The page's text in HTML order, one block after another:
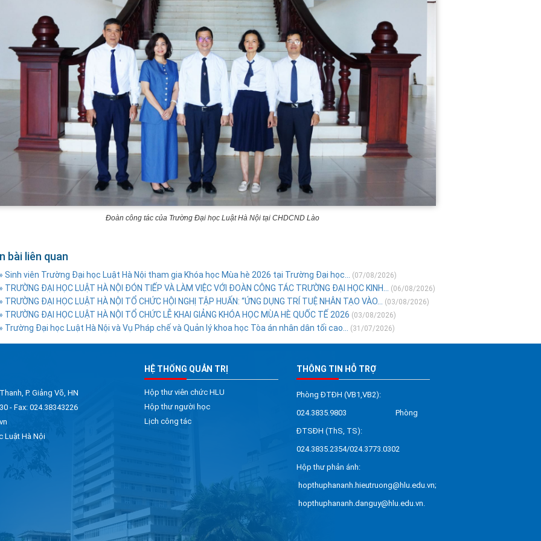
Đoàn công tác của Trường Đại học Luật Hà Nội tại CHDCND Lào
bài liên quan
Sinh viên Trường Đại học Luật Hà Nội tham gia Khóa học Mùa hè 2026 tại Trường Đại học... (07/08/2026)
TRƯỜNG ĐẠI HỌC LUẬT HÀ NỘI ĐÓN TIẾP VÀ LÀM VIỆC VỚI ĐOÀN CÔNG TÁC TRƯỜNG ĐẠI HỌC KINH... (06/08/2026)
TRƯỜNG ĐẠI HỌC LUẬT HÀ NỘI TỔ CHỨC HỘI NGHỊ TẬP HUẤN: “ỨNG DỤNG TRÍ TUỆ NHÂN TẠO VÀO... (03/08/2026)
TRƯỜNG ĐẠI HỌC LUẬT HÀ NỘI TỔ CHỨC LỄ KHAI GIẢNG KHÓA HỌC MÙA HÈ QUỐC TẾ 2026 (03/08/2026)
Trường Đại học Luật Hà Nội và Vụ Pháp chế và Quản lý khoa học Tòa án nhân dân tối cao... (31/07/2026)
P. Giảng Võ, HN
- Fax: 024.38343226
Luật Hà Nội
HỆ THỐNG QUẢN TRỊ
Hộp thư viên chức HLU
Hộp thư người học
Lịch công tác
THÔNG TIN HỖ TRỢ
Phòng ĐTĐH (VB1,VB2):
024.3835.9803 Phòng
ĐTSĐH (ThS, TS):
024.3835.2354/024.3773.0302
Hộp thư phản ánh:
hopthuphananh.hieutruong@hlu.edu.vn;
hopthuphananh.danguy@hlu.edu.vn.